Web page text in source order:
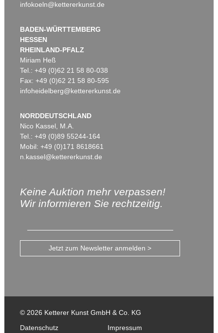
infokoeln@kettererkunst.de
BADEN-WÜRTTEMBERG
HESSEN
RHEINLAND-PFALZ
Miriam Heß
Tel.: +49 (0)62 21 58 80-038
Fax: +49 (0)62 21 58 80-595
infoheidelberg@kettererkunst.de
NORDDEUTSCHLAND
Nico Kassel, M.A.
Tel.: +49 (0)89 55244-164
Mobil: +49 (0)171 8618661
n.kassel@kettererkunst.de
Keine Auktion mehr verpassen!
Wir informieren Sie rechtzeitig.
Jetzt zum Newsletter anmelden >
© 2026 Ketterer Kunst GmbH & Co. KG
Datenschutz
Impressum